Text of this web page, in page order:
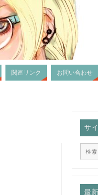
関連リンク お問い合わせ
サ
最